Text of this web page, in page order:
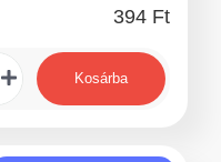
394 Ft
Kosárba